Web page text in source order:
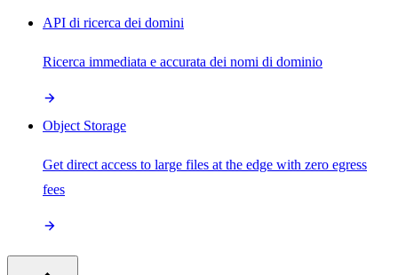
API di ricerca dei domini
Ricerca immediata e accurata dei nomi di dominio
Object Storage
Get direct access to large files at the edge with zero egress
fees